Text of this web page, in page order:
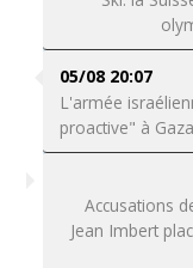
05/08 20:07
L'armée
proactive" à
Accusations
Jean Imbert